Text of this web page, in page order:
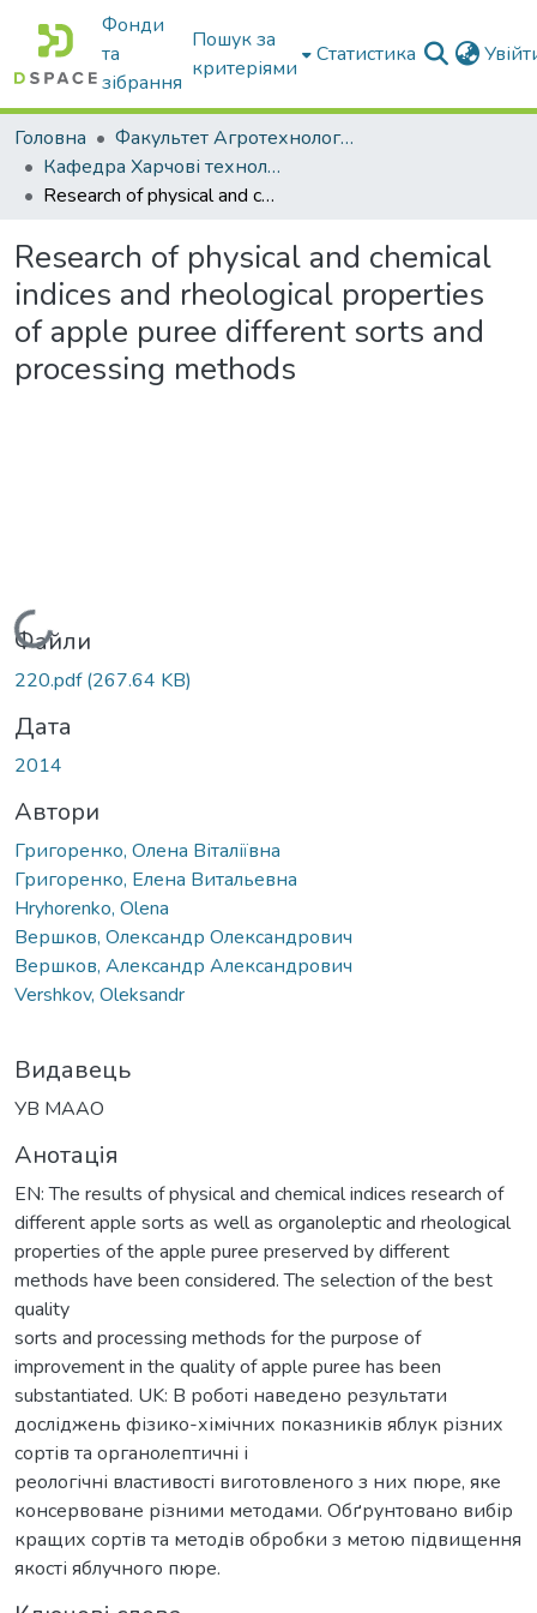
Фонди
та
зібрання
Пошук за
критеріями
Статистика
Головна
Факультет Агротехнологій та екології
Кафедра Харчові технологіі та готельно-ресторанна справа
Research of physical and chemical indices and rheological properties of apple puree different sorts and processing methods
Research of physical and chemical
indices and rheological properties
of apple puree different sorts and
processing methods
Вантажиться...
Файли
220.pdf(267.64 KB)
Дата
2014
Автори
Григоренко, Олена Віталіївна
Григоренко, Елена Витальевна
Нryhorenko, Olena
Вершков, Олександр Олександрович
Вершков, Александр Александрович
Vershkov, Оleksandr
Видавець
УВ МААО
Анотація
EN: The results of physical and chemical indices research of
different apple sorts as well as organoleptic and rheological
properties of the apple puree preserved by different
methods have been considered. The selection of the best
quality
sorts and processing methods for the purpose of
improvement in the quality of apple puree has been
substantiated. UK: В роботі наведено результати
досліджень фізико-хімічних показників яблук різних
сортів та органолептичні і
реологічні властивості виготовленого з них пюре, яке
консервоване різними методами. Обґрунтовано вибір
кращих сортів та методів обробки з метою підвищення
якості яблучного пюре.